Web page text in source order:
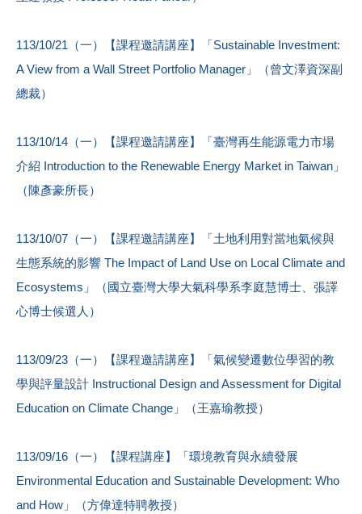
113/10/21（一）【課程邀請講座】「Sustainable Investment:
A View from a Wall Street Portfolio Manager」（曾文澤資深副
總裁）
113/10/14（一）【課程邀請講座】「臺灣再生能源電力市場
介紹 Introduction to the Renewable Energy Market in Taiwan」
（陳彥豪所長）
113/10/07（一）【課程邀請講座】「土地利用對當地氣候與
生態系統的影響 The Impact of Land Use on Local Climate and
Ecosystems」（國立臺灣大學大氣科學系李庭慧博士、張譯
心博士候選人）
113/09/23（一）【課程邀請講座】「氣候變遷數位學習的教
學與評量設計 Instructional Design and Assessment for Digital
Education on Climate Change」（王嘉瑜教授）
113/09/16（一）【課程講座】「環境教育與永續發展
Environmental Education and Sustainable Development: Who
and How」（方偉達特聘教授）